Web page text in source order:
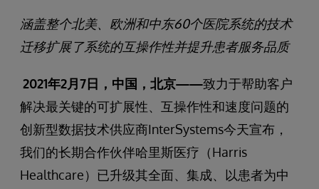
涵盖整个北美、欧洲和中东60个医院系统的技术
迁移扩展了系统的互操作性并提升患者服务品质
2021年2月7日，中国，北京——致力于帮助客户
解决最关键的可扩展性、互操作性和速度问题的
创新型数据技术供应商InterSystems今天宣布，
我们的长期合作伙伴哈里斯医疗（Harris
Healthcare）已升级其全面、集成、以患者为中